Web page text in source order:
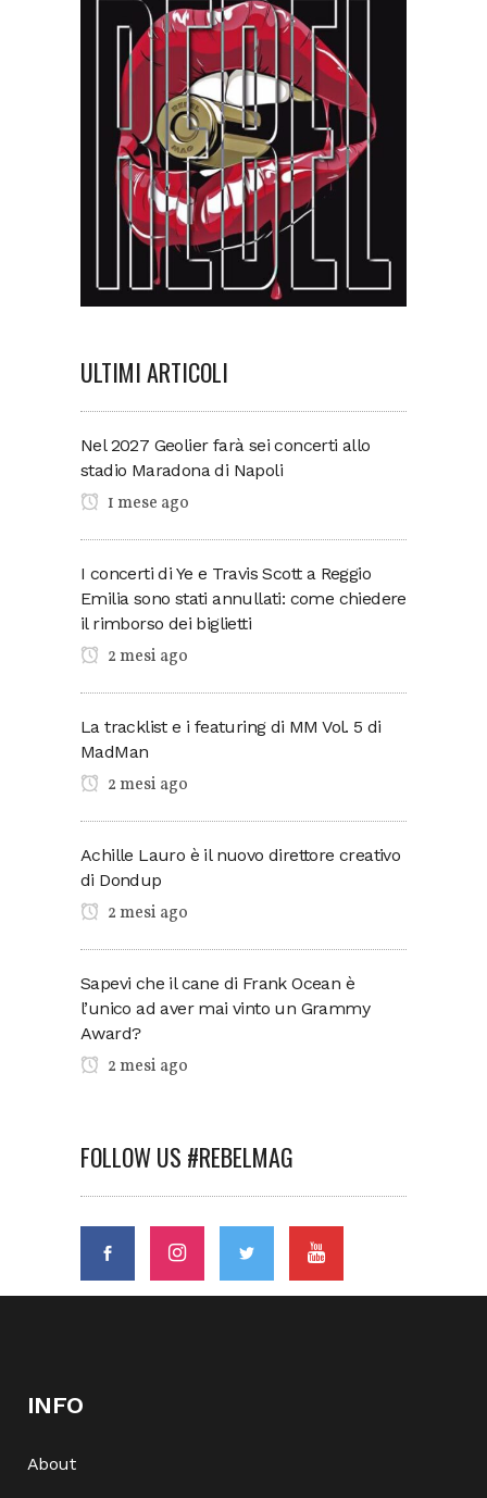
ULTIMI ARTICOLI
Nel 2027 Geolier farà sei concerti allo
stadio Maradona di Napoli
1 mese ago
I concerti di Ye e Travis Scott a Reggio
Emilia sono stati annullati: come chiedere
il rimborso dei biglietti
2 mesi ago
La tracklist e i featuring di MM Vol. 5 di
MadMan
2 mesi ago
Achille Lauro è il nuovo direttore creativo
di Dondup
2 mesi ago
Sapevi che il cane di Frank Ocean è
l’unico ad aver mai vinto un Grammy
Award?
2 mesi ago
FOLLOW US #REBELMAG
INFO
About